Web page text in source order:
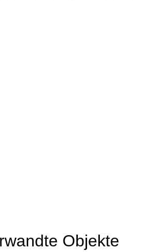
Objekte